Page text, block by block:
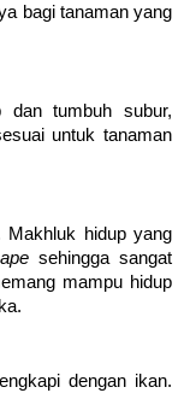
bagi tanaman yang
dan tumbuh subur,
untuk tanaman
Makhluk hidup yang
sehingga sangat
mampu hidup
dengan ikan.